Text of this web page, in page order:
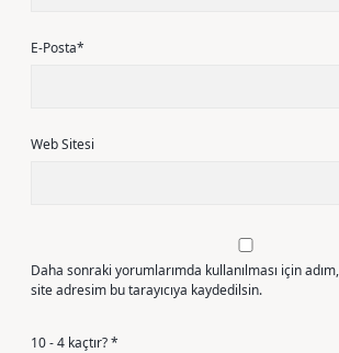
E-Posta*
Web Sitesi
Daha sonraki yorumlarımda kullanılması için
site adresim bu tarayıcıya kaydedilsin.
10 - 4 kaçtır?*